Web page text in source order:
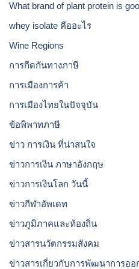
What brand of plant protein is
whey isolate คืออะไร
Wine Regions
การกีดกันทางภาษี
การเมืองการค้า
การเมืองไทยในปัจจุบัน
ข้อพิพาทภาษี
ข่าว การเงิน ที่น่าสนใจ
ข่าวการเงิน ภาษาอังกฤษ
ข่าวการเงินโลก วันนี้
ข่าวกีฬาอัพเดท
ข่าวภูมิภาคและท้องถิ่น
ข่าวสารนวัตกรรมสังคม
ข่าวสารเกี่ยวกับการพัฒนาการอ